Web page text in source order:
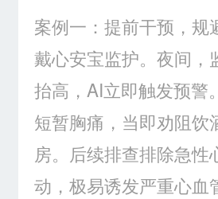
案例一：提前干预，
戴心安宝监护。夜间，
抬高，AI立即触发预警
短暂胸痛，当即劝阻
房。后续排查排除急
动，极易诱发严重心血